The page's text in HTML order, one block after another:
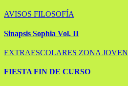
AVISOS FILOSOFÍA
Sinapsis Sophia Vol. II
EXTRAESCOLARES ZONA JOVEN
FIESTA FIN DE CURSO